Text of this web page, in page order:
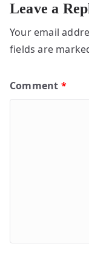
Leave a
Your email
fields are
Comment *